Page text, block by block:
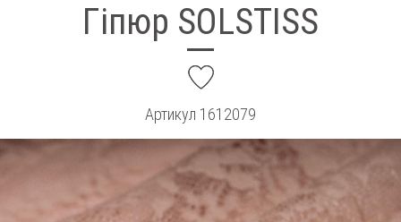
Гіпюр SOLSTISS
Артикул 1612079